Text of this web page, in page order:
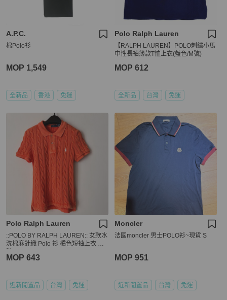
A.P.C.
棉Polo衫
MOP 1,549
全新品 香港 免運
Polo Ralph Lauren
【RALPH LAUREN】POLO刺繡小馬
中性長袖薄款T恤上衣(藍色/M號)
MOP 612
全新品 台灣 免運
Polo Ralph Lauren
::POLO BY RALPH LAUREN:: 女款水
洗棉麻針織 Polo 衫 橘色短袖上衣 M
MOP 643
近新閒置品 台灣 免運
Moncler
法國moncler 男士POLO衫~現貨 S
MOP 951
近新閒置品 台灣 免運